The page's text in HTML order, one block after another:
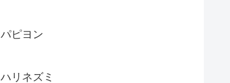
パピヨン
ハリネズミ